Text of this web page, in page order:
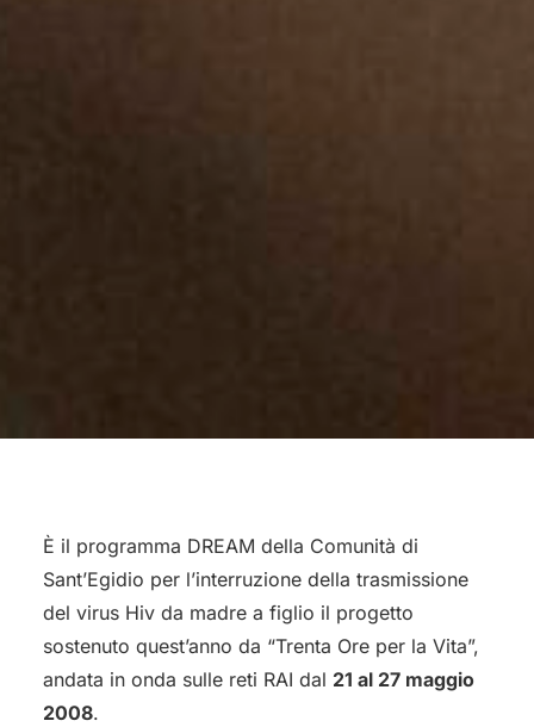
È il programma DREAM della Comunità di
Sant’Egidio per l’interruzione della trasmissione
del virus Hiv da madre a figlio il progetto
sostenuto quest’anno da “Trenta Ore per la Vita”,
andata in onda sulle reti RAI dal 21 al 27 maggio
2008.